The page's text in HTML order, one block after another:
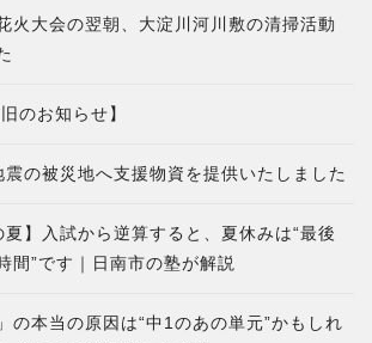
火大会の翌朝、大淀川河川敷の清掃活動
のお知らせ】
の被災地へ支援物資を提供いたしました
夏】入試から逆算すると、夏休みは“最後
間”です｜日南市の塾が解説
の本当の原因は“中1のあの単元”かもしれ